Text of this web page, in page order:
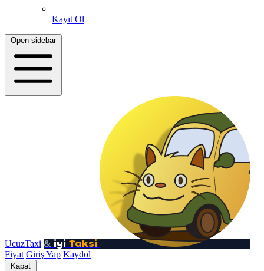
Kayıt Ol
Open sidebar
UcuzTaxi & iyi Taksi
Fiyat Giriş Yap Kaydol
Kapat